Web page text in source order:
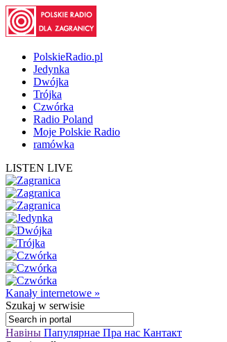
PolskieRadio.pl
Jedynka
Dwójka
Trójka
Czwórka
Radio Poland
Moje Polskie Radio
ramówka
LISTEN LIVE
Kanały internetowe »
Szukaj w serwisie
Навіны Папулярнае Пра нас Кантакт